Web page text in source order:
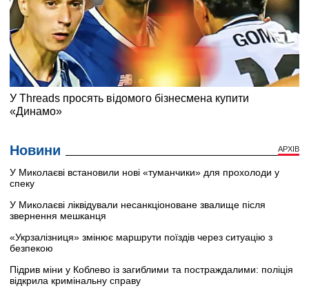
Новини АРХІВ
У Миколаєві встановили нові «туманчики» для прохолоди у
спеку
У Миколаєві ліквідували несанкціоноване звалище після
звернення мешканця
«Укрзалізниця» змінює маршрути поїздів через ситуацію з
безпекою
Підрив міни у Коблево із загиблими та постраждалими: поліція
відкрила кримінальну справу